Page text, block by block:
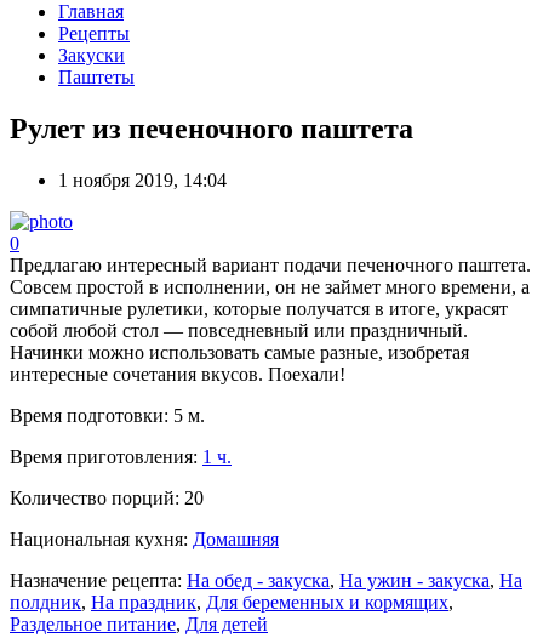
Главная
Рецепты
Закуски
Паштеты
Рулет из печеночного паштета
1 ноября 2019, 14:04
0
Предлагаю интересный вариант подачи печеночного паштета.
Совсем простой в исполнении, он не займет много времени, а
симпатичные рулетики, которые получатся в итоге, украсят
собой любой стол — повседневный или праздничный.
Начинки можно использовать самые разные, изобретая
интересные сочетания вкусов. Поехали!
Время подготовки: 5 м.
Время приготовления: 1 ч.
Количество порций: 20
Национальная кухня: Домашняя
Назначение рецепта: На обед - закуска, На ужин - закуска, На
полдник, На праздник, Для беременных и кормящих,
Раздельное питание, Для детей